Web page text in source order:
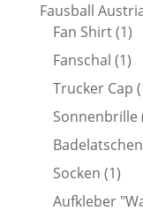
Fausball
Fan Shirt 11
Fanschal 11
Trucker Cap
Sonnenbrille
Badelatschen
Socken 11
Aufkleber